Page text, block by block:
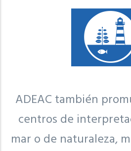
ADEAC también
centros de
mar o de naturaleza,